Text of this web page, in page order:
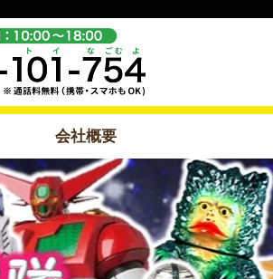
会社概要